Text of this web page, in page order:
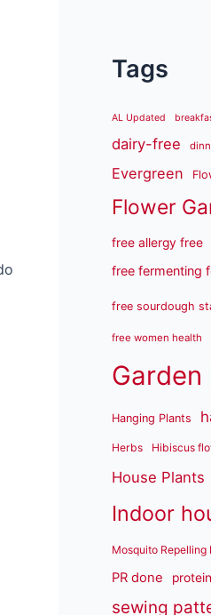
Tags
AL Updated
dairy-free
Evergreen
Flower
free allergy free
free fermenting
free sourdough
free women health
Garden
Hanging Plants
Herbs Hibiscus
House Plants
Indoor
Mosquito Repelling
PR done protein
sewing